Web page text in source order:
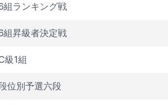
組ランキング戦
組昇級者決定戦
級1組
位別予選六段